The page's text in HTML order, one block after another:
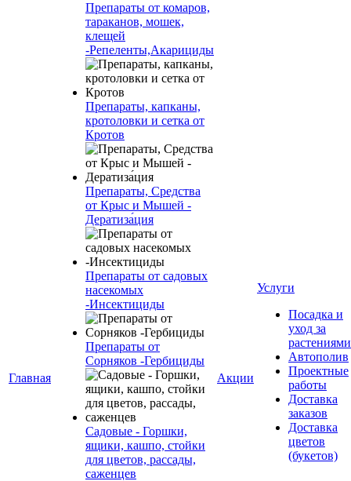
Главная
Препараты от комаров,
тараканов, мошек,
клещей
-Репеленты,Акарициды
Препараты, капканы,
кротоловки и сетка от
Кротов
Препараты, Средства
от Крыс и Мышей -
Дератиза́ция
Препараты от садовых
насекомых
-Инсектициды
Препараты от
Сорняков -Гербициды
Садовые - Горшки,
ящики, кашпо, стойки
для цветов, рассады,
саженцев
Акции
Услуги
Посадка и
уход за
растениями
Автополив
Проектные
работы
Доставка
заказов
Доставка
цветов
(букетов)